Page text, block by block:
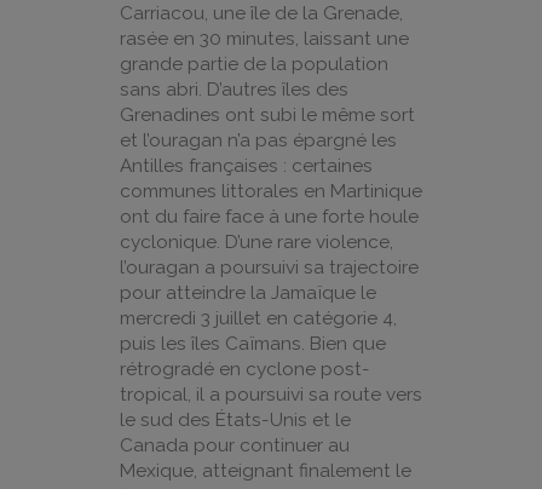
Carriacou, une île de la Grenade,
rasée en 30 minutes, laissant une
grande partie de la population
sans abri. D’autres îles des
Grenadines ont subi le même sort
et l’ouragan n’a pas épargné les
Antilles françaises : certaines
communes littorales en Martinique
ont du faire face à une forte houle
cyclonique. D’une rare violence,
l’ouragan a poursuivi sa trajectoire
pour atteindre la Jamaïque le
mercredi 3 juillet en catégorie 4,
puis les îles Caïmans. Bien que
rétrogradé en cyclone post-
tropical, il a poursuivi sa route vers
le sud des États-Unis et le
Canada pour continuer au
Mexique, atteignant finalement le